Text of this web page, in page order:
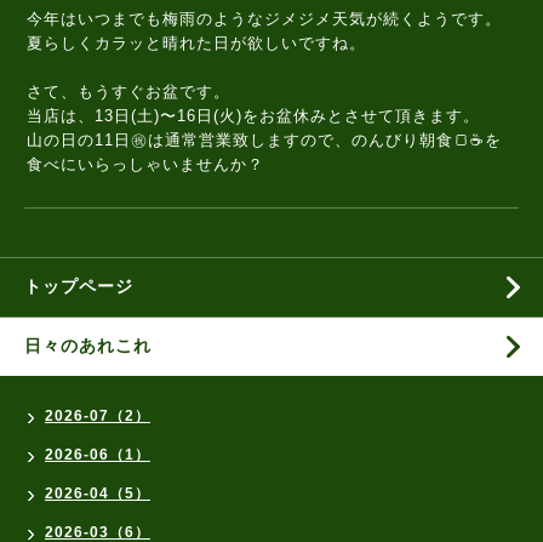
今年はいつまでも梅雨のようなジメジメ天気が続くようです。
夏らしくカラッと晴れた日が欲しいですね。
さて、もうすぐお盆です。
当店は、13日(土)〜16日(火)をお盆休みとさせて頂きます。
山の日の11日㊗️は通常営業致しますので、のんびり朝食🍞☕️を
食べにいらっしゃいませんか？
トップページ
日々のあれこれ
2026-07（2）
2026-06（1）
2026-04（5）
2026-03（6）